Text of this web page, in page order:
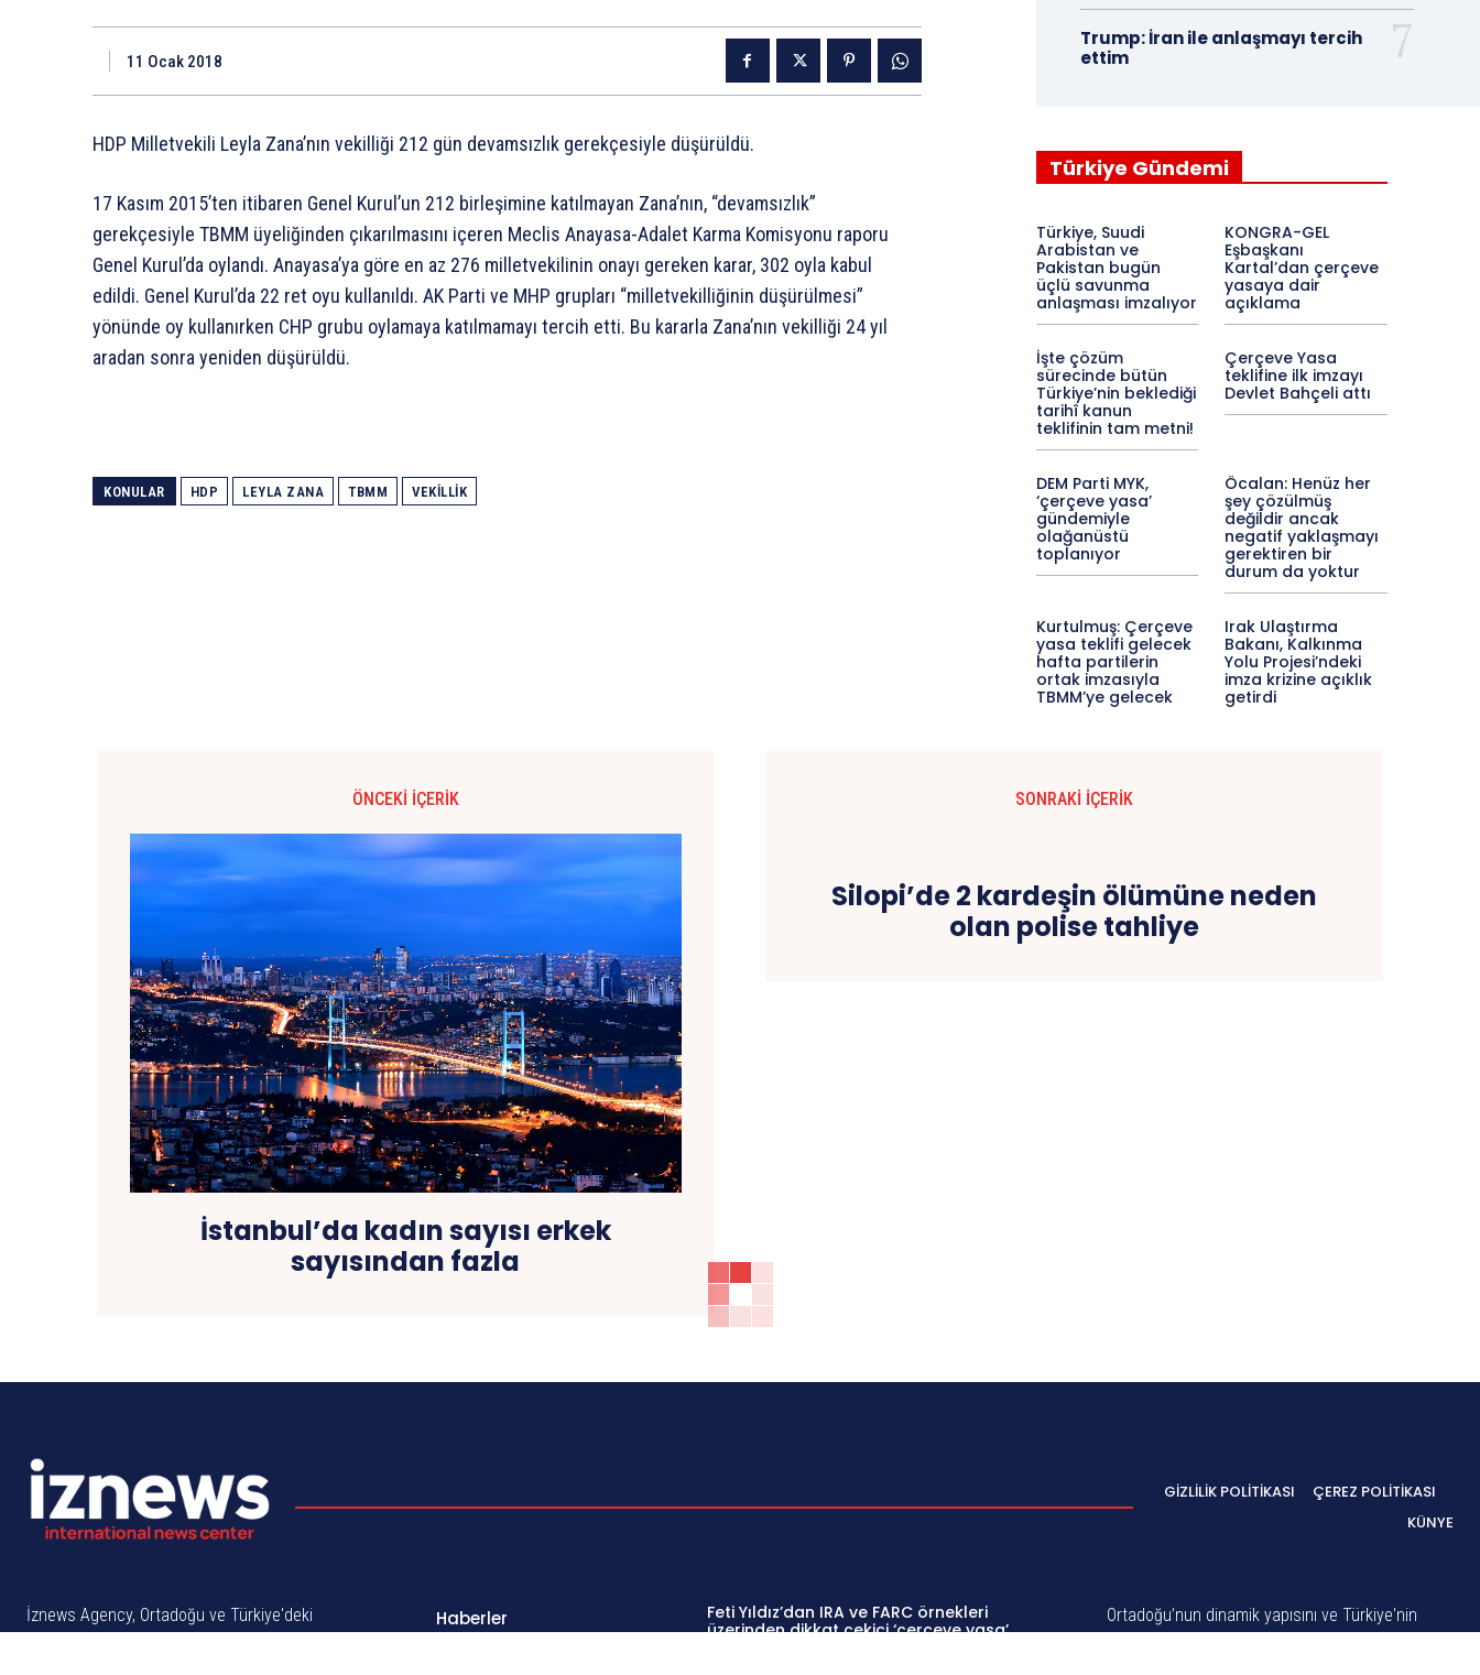
11 Ocak 2018
HDP Milletvekili Leyla Zana’nın vekilliği 212 gün devamsızlık gerekçesiyle düşürüldü.
17 Kasım 2015’ten itibaren Genel Kurul’un 212 birleşimine katılmayan Zana’nın, “devamsızlık”
gerekçesiyle TBMM üyeliğinden çıkarılmasını içeren Meclis Anayasa-Adalet Karma Komisyonu raporu
Genel Kurul’da oylandı. Anayasa’ya göre en az 276 milletvekilinin onayı gereken karar, 302 oyla kabul
edildi. Genel Kurul’da 22 ret oyu kullanıldı. AK Parti ve MHP grupları “milletvekilliğinin düşürülmesi”
yönünde oy kullanırken CHP grubu oylamaya katılmamayı tercih etti. Bu kararla Zana’nın vekilliği 24 yıl
aradan sonra yeniden düşürüldü.
KONULAR HDP LEYLA ZANA TBMM VEKILLIK
Trump: İran ile anlaşmayı tercih
ettim
Türkiye Gündemi
Türkiye, Suudi
Arabistan ve
Pakistan bugün
üçlü savunma
anlaşması imzalıyor
KONGRA-GEL
Eşbaşkanı
Kartal’dan çerçeve
yasaya dair
açıklama
İşte çözüm
sürecinde bütün
Türkiye’nin beklediği
tarihî kanun
teklifinin tam metni!
Çerçeve Yasa
teklifine ilk imzayı
Devlet Bahçeli attı
DEM Parti MYK,
‘çerçeve yasa’
gündemiyle
olağanüstü
toplanıyor
Öcalan: Henüz her
şey çözülmüş
değildir ancak
negatif yaklaşmayı
gerektiren bir
durum da yoktur
Kurtulmuş: Çerçeve
yasa teklifi gelecek
hafta partilerin
ortak imzasıyla
TBMM’ye gelecek
Irak Ulaştırma
Bakanı, Kalkınma
Yolu Projesi’ndeki
imza krizine açıklık
getirdi
ÖNCEKI İÇERIK
İstanbul’da kadın sayısı erkek
sayısından fazla
SONRAKI İÇERIK
Silopi’de 2 kardeşin ölümüne neden
GIZLILIK POLITIKASI
ÇEREZ POLITIKASI
KÜNYE
İznews Agency, Ortadoğu ve Türkiye'deki
Haberler
Feti Yıldız’dan IRA ve FARC örnekleri
üzerinden dikkat çekici ‘çerçeve yasa’
Ortadoğu’nun dinamik yapısını ve Türkiye'nin